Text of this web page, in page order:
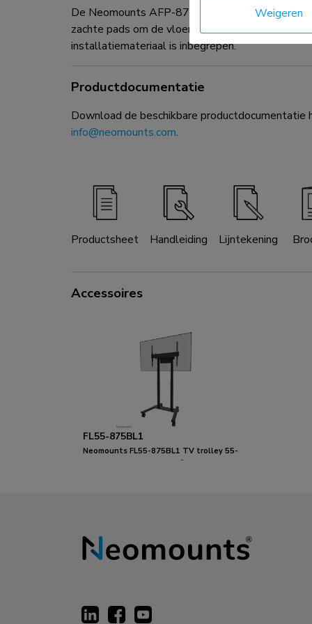
De Neomounts AFP-875BL is een optionele
zachte pads om de vloer te beschermen tegen
installatiemateriaal is inbegrepen.
Productdocumentatie
Download de beschikbare productdocumentatie
info@neomounts.com.
Productsheet Handleiding Lijntekening
Accessoires
FL55-875BL1
Neomounts FL55-875BL1 TV trolley 55-
Weigeren